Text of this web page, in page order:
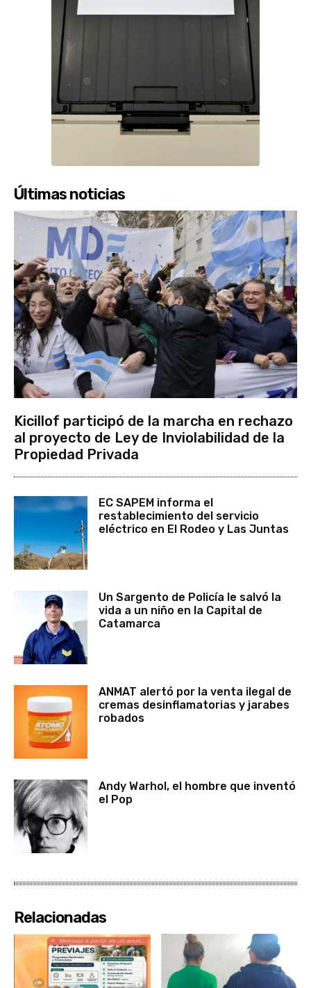
Últimas noticias
Kicillof participó de la marcha en rechazo
al proyecto de Ley de Inviolabilidad de la
Propiedad Privada
EC SAPEM informa el
restablecimiento del servicio
eléctrico en El Rodeo y Las Juntas
Un Sargento de Policía le salvó la
vida a un niño en la Capital de
Catamarca
ANMAT alertó por la venta ilegal de
cremas desinflamatorias y jarabes
robados
Andy Warhol, el hombre que inventó
el Pop
Relacionadas